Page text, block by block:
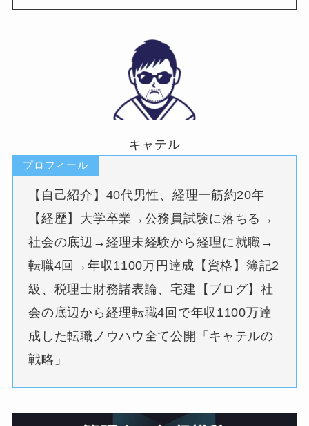
キャテル
プロフィール
【自己紹介】40代男性、経理一筋約20年
【経歴】大学卒業→公務員試験に落ちる→
社会の底辺→経理未経験から経理に就職→
転職4回→年収1100万円達成【資格】簿記2
級、税理士財務諸表論、宅建【ブログ】社
会の底辺から経理転職4回で年収1100万達
成した転職ノウハウ全て公開「キャテルの
戦略」